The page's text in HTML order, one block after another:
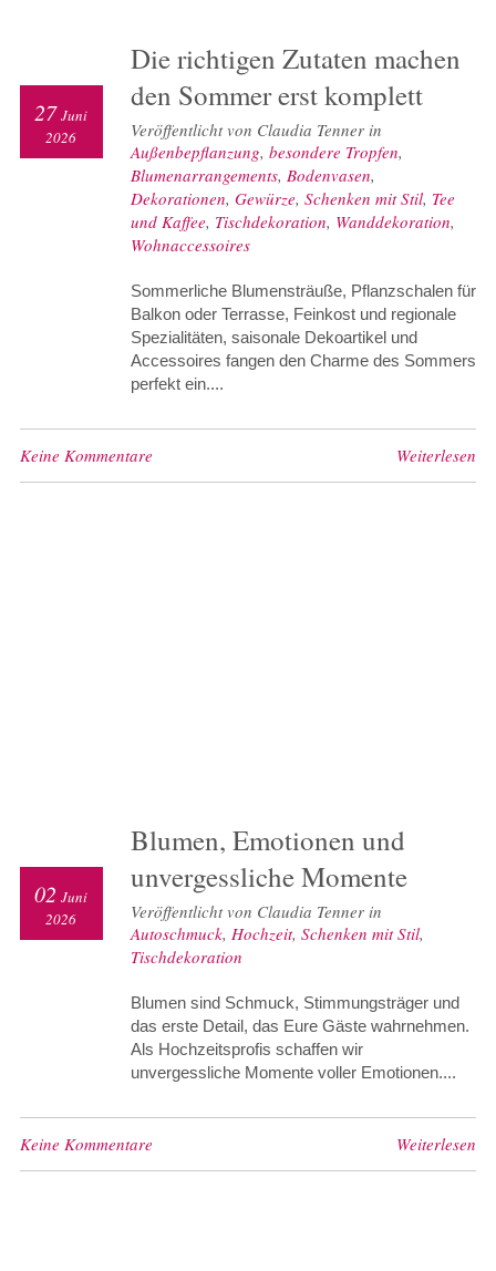
Die richtigen Zutaten machen
den Sommer erst komplett
27 Juni
2026
Veröffentlicht von Claudia Tenner in
Außenbepflanzung, besondere Tropfen,
Blumenarrangements, Bodenvasen,
Dekorationen, Gewürze, Schenken mit Stil, Tee
und Kaffee, Tischdekoration, Wanddekoration,
Wohnaccessoires
Sommerliche Blumensträuße, Pflanzschalen für
Balkon oder Terrasse, Feinkost und regionale
Spezialitäten, saisonale Dekoartikel und
Accessoires fangen den Charme des Sommers
perfekt ein....
Keine Kommentare Weiterlesen
Blumen, Emotionen und
unvergessliche Momente
02 Juni
2026
Veröffentlicht von Claudia Tenner in
Autoschmuck, Hochzeit, Schenken mit Stil,
Tischdekoration
Blumen sind Schmuck, Stimmungsträger und
das erste Detail, das Eure Gäste wahrnehmen.
Als Hochzeitsprofis schaffen wir
unvergessliche Momente voller Emotionen....
Keine Kommentare Weiterlesen